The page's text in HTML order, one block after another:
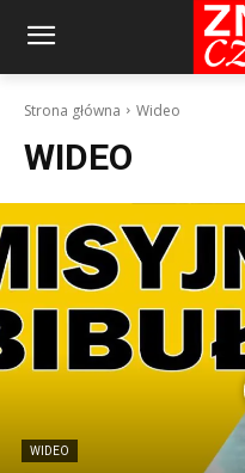
Strona główna Wideo
WIDEO
WIDEO